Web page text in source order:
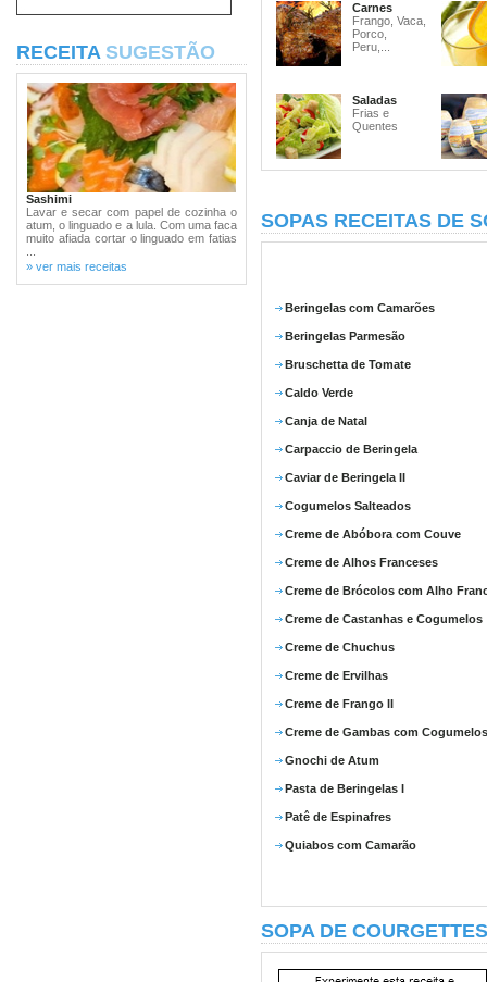
RECEITA SUGESTÃO
Sashimi
Lavar e secar com papel de cozinha o
atum, o linguado e a lula. Com uma faca
muito afiada cortar o linguado em fatias
» ver mais receitas
Carnes
Frango, Vaca,
Porco,
Peru,...
Saladas
Frias e
Quentes
SOPAS RECEITAS DE
Beringelas com Camarões
Beringelas Parmesão
Bruschetta de Tomate
Caldo Verde
Canja de Natal
Carpaccio de Beringela
Caviar de Beringela II
Cogumelos Salteados
Creme de Abóbora com Couve
Creme de Alhos Franceses
Creme de Brócolos com Alho
Creme de Castanhas e Cogumelos
Creme de Chuchus
Creme de Ervilhas
Creme de Frango II
Creme de Gambas com Cogumelos
Gnochi de Atum
Pasta de Beringelas I
Patê de Espinafres
Quiabos com Camarão
SOPA DE COURGETTES